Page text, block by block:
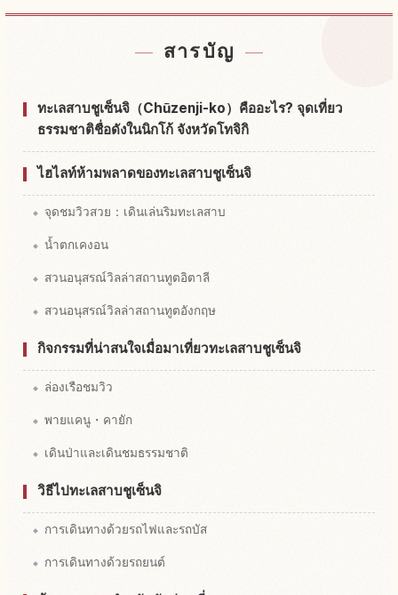
สารบัญ
ทะเลสาบชูเซ็นจิ（Chūzenji-ko）คืออะไร? จุดเที่ยว
ธรรมชาติชื่อดังในนิกโก้ จังหวัดโทจิกิ
ไฮไลท์ห้ามพลาดของทะเลสาบชูเซ็นจิ
จุดชมวิวสวย：เดินเล่นริมทะเลสาบ
น้ำตกเคงอน
สวนอนุสรณ์วิลล่าสถานทูตอิตาลี
สวนอนุสรณ์วิลล่าสถานทูตอังกฤษ
กิจกรรมที่น่าสนใจเมื่อมาเที่ยวทะเลสาบชูเซ็นจิ
ล่องเรือชมวิว
พายแคนู・คายัก
เดินป่าและเดินชมธรรมชาติ
วิธีไปทะเลสาบชูเซ็นจิ
การเดินทางด้วยรถไฟและรถบัส
การเดินทางด้วยรถยนต์